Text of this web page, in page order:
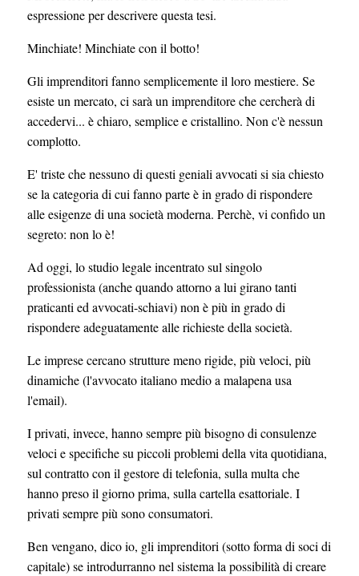
espressione per descrivere questa tesi.
Minchiate! Minchiate con il botto!
Gli imprenditori fanno semplicemente il loro mestiere. Se
esiste un mercato, ci sarà un imprenditore che cercherà di
accedervi... è chiaro, semplice e cristallino. Non c'è nessun
complotto.
E' triste che nessuno di questi geniali avvocati si sia chiesto
se la categoria di cui fanno parte è in grado di rispondere
alle esigenze di una società moderna. Perchè, vi confido un
segreto: non lo è!
Ad oggi, lo studio legale incentrato sul singolo
professionista (anche quando attorno a lui girano tanti
praticanti ed avvocati-schiavi) non è più in grado di
rispondere adeguatamente alle richieste della società.
Le imprese cercano strutture meno rigide, più veloci, più
dinamiche (l'avvocato italiano medio a malapena usa
l'email).
I privati, invece, hanno sempre più bisogno di consulenze
veloci e specifiche su piccoli problemi della vita quotidiana,
sul contratto con il gestore di telefonia, sulla multa che
hanno preso il giorno prima, sulla cartella esattoriale. I
privati sempre più sono consumatori.
Ben vengano, dico io, gli imprenditori (sotto forma di soci di
capitale) se introdurranno nel sistema la possibilità di creare